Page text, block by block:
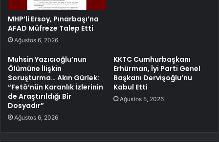
MHP’li Ersoy, Pınarbaşı’na
AFAD Müfreze Talep Etti
Ağustos 6, 2026
Muhsin Yazıcıoğlu’nun
Ölümüne İlişkin
Soruşturma… Akın Gürlek:
“Fetö’nün Karanlık İzlerinin
de Araştırıldığı Bir
Dosyadır”
Ağustos 6, 2026
KKTC Cumhurbaşkanı
Erhürman, İyi Parti Genel
Başkanı Dervişoğlu’nu
Kabul Etti
Ağustos 5, 2026